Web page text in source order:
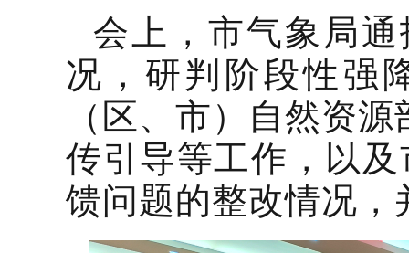
会上 ， 市气象 局通
况，研判阶段性强
（区、市）自然资
传引导等工作，以
馈问题的整改情况